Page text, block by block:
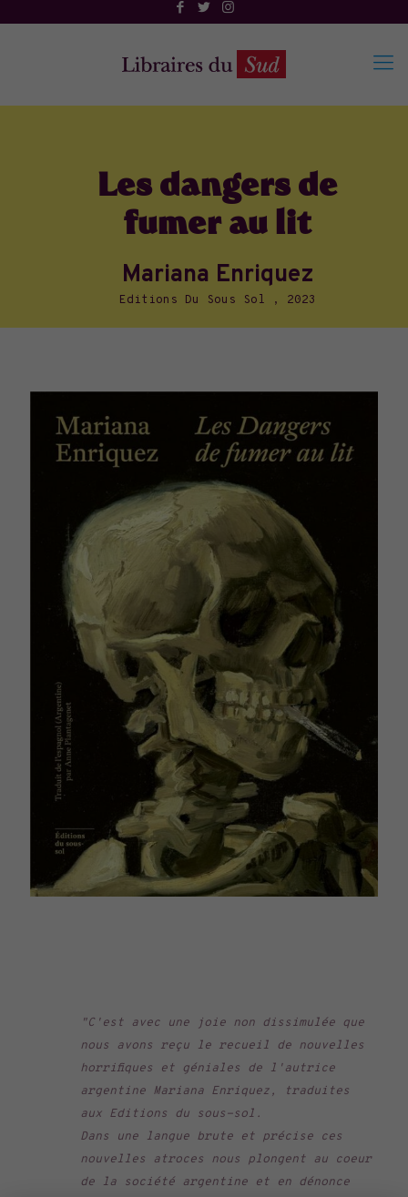
Les dangers de
fumer au lit
Mariana Enriquez
Editions Du Sous Sol , 2023
"C'est avec une joie non dissimulée que
nous avons reçu le recueil de nouvelles
horrifiques et géniales de l'autrice
argentine Mariana Enriquez, traduites
aux Editions du sous-sol.
Dans une langue brute et précise ces
nouvelles atroces nous plongent au coeur
de la société argentine et en dénonce